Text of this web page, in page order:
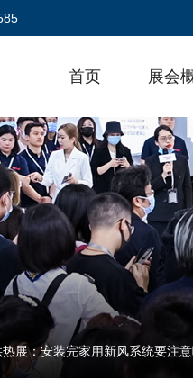
首页 展会
展：安装完家用新风系统要注